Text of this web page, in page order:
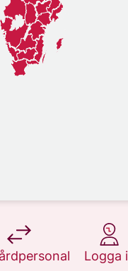
1177.se
Logga
på